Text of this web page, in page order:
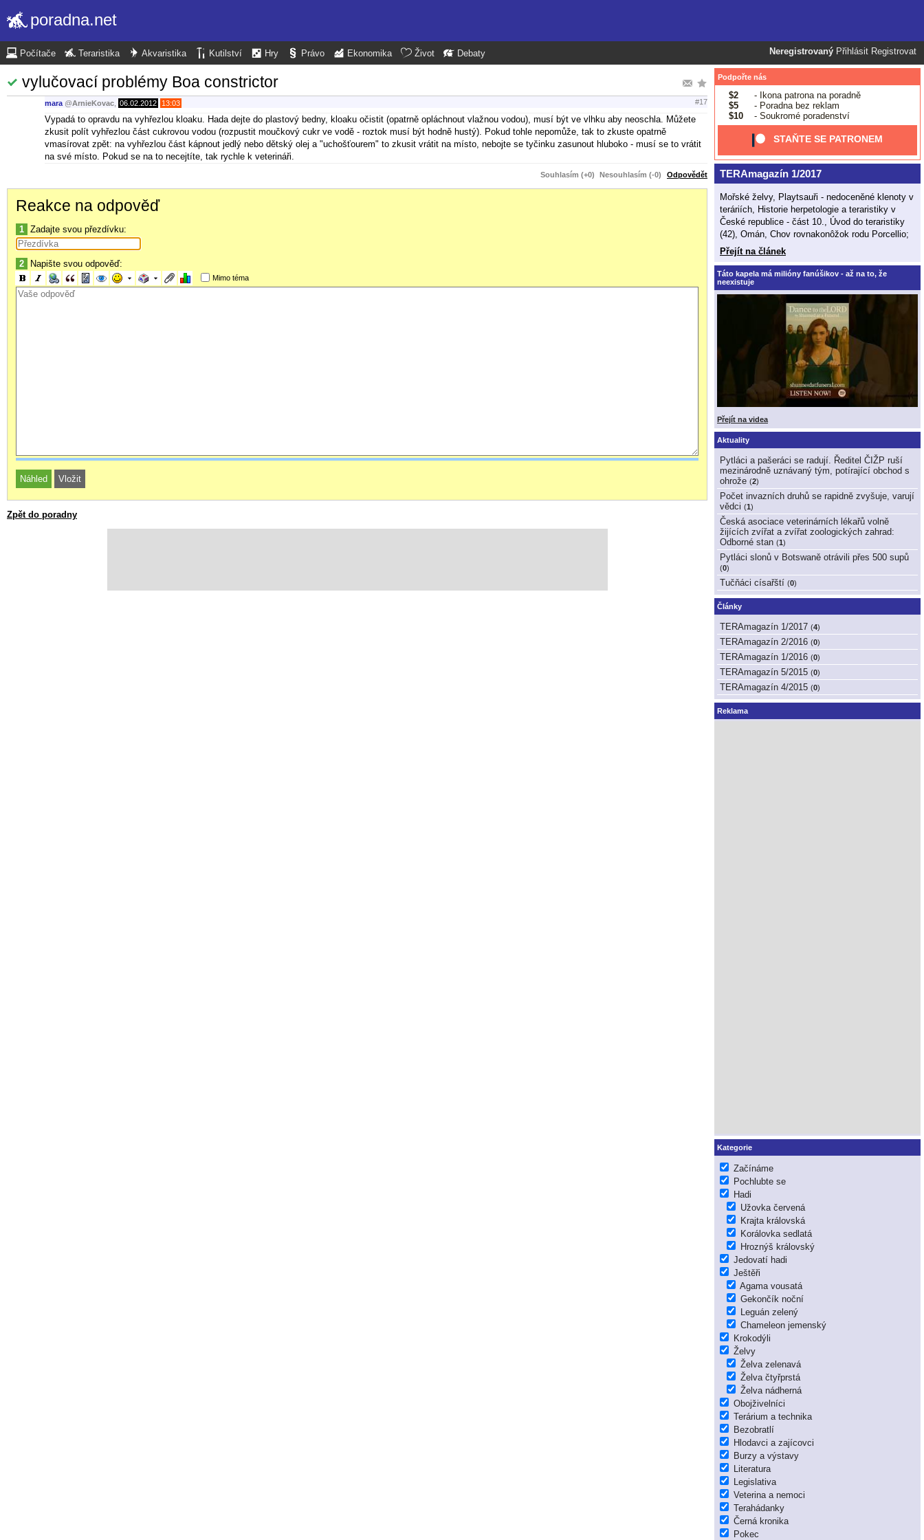
poradna.net
Neregistrovaný Přihlásit Registrovat
Počítače Teraristika Akvaristika Kutilství Hry Právo Ekonomika Život Debaty
vylučovací problémy Boa constrictor
mara @ArnieKovac 06.02.2012 13:03 #17
Vypadá to opravdu na vyhřezlou kloaku. Hada dejte do plastový bedny, kloaku očistit (opatrně opláchnout vlažnou vodou), musí být ve vlhku aby neoschla. Můžete
zkusit polít vyhřezlou část cukrovou vodou (rozpustit moučkový cukr ve vodě - roztok musí být hodně hustý). Pokud tohle nepomůže, tak to zkuste opatrně
vmasírovat zpět: na vyhřezlou část kápnout jedlý nebo dětský olej a "uchošťourem" to zkusit vrátit na místo, nebojte se tyčinku zasunout hluboko - musí se to vrátit
na své místo. Pokud se na to necejtíte, tak rychle k veterináři.
Souhlasím (+0) Nesouhlasím (-0) Odpovědět
Reakce na odpověď
1 Zadajte svou přezdívku:
2 Napište svou odpověď:
Mimo téma
Zpět do poradny
Podpořte nás
$2
- Ikona patrona na poradně
$5
- Poradna bez reklam
$10
- Soukromé poradenství
STAŇTE SE PATRONEM
TERAmagazín 1/2017
Mořské želvy, Playtsauři - nedoceněné klenoty v
teráriích, Historie herpetologie a teraristiky v
České republice - část 10., Úvod do teraristiky
(42), Omán, Chov rovnakonôžok rodu Porcellio;
Přejít na článek
Táto kapela má milióny fanúšikov - až na to, že
neexistuje
Přejít na videa
Aktuality
Pytláci a pašeráci se radují. Ředitel ČIŽP ruší
mezinárodně uznávaný tým, potírající obchod s
ohrože (2)
Počet invazních druhů se rapidně zvyšuje, varují
vědci (1)
Česká asociace veterinárních lékařů volně
žijících zvířat a zvířat zoologických zahrad:
Odborné stan (1)
Pytláci slonů v Botswaně otrávili přes 500 supů
(0)
Tučňáci císařští (0)
Články
TERAmagazín 1/2017 (4)
TERAmagazín 2/2016 (0)
TERAmagazín 1/2016 (0)
TERAmagazín 5/2015 (0)
TERAmagazín 4/2015 (0)
Reklama
Kategorie
Začínáme
Pochlubte se
Hadi
Užovka červená
Krajta královská
Korálovka sedlatá
Hroznýš královský
Jedovatí hadi
Ještěři
Agama vousatá
Gekončík noční
Leguán zelený
Chameleon jemenský
Krokodýli
Želvy
Želva zelenavá
Želva čtyřprstá
Želva nádherná
Obojživelníci
Terárium a technika
Bezobratlí
Hlodavci a zajícovci
Burzy a výstavy
Literatura
Legislativa
Veterina a nemoci
Terahádanky
Černá kronika
Pokec